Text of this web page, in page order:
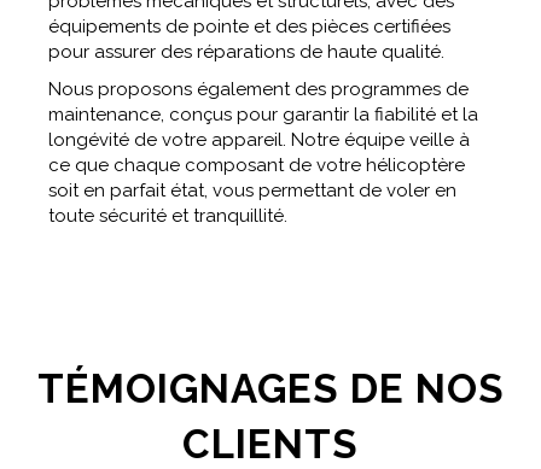
équipements de pointe et des pièces certifiées
pour assurer des réparations de haute qualité.
Nous proposons également des programmes de
maintenance, conçus pour garantir la fiabilité et la
longévité de votre appareil. Notre équipe veille à
ce que chaque composant de votre hélicoptère
soit en parfait état, vous permettant de voler en
toute sécurité et tranquillité.
TÉMOIGNAGES DE NOS
CLIENTS